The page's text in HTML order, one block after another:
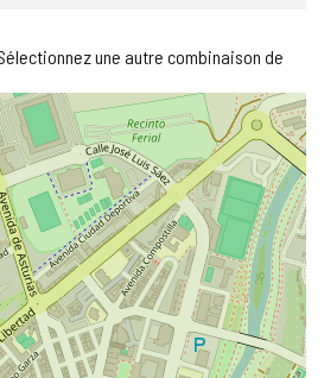
une autre combinaison de